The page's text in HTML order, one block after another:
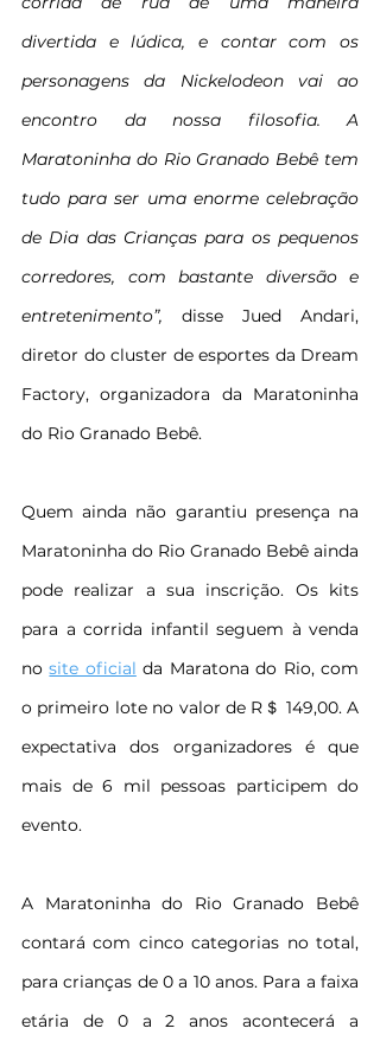
divertida e lúdica, e contar com os
personagens da Nickelodeon vai ao
encontro da nossa filosofia. A
Maratoninha do Rio Granado Bebê tem
tudo para ser uma enorme celebração
de Dia das Crianças para os pequenos
corredores, com bastante diversão e
entretenimento”, disse Jued Andari,
diretor do cluster de esportes da Dream
Factory, organizadora da Maratoninha
do Rio Granado Bebê.
Quem ainda não garantiu presença na
Maratoninha do Rio Granado Bebê ainda
pode realizar a sua inscrição. Os kits
para a corrida infantil seguem à venda
no site oficial da Maratona do Rio, com
o primeiro lote no valor de R＄ 149,00. A
expectativa dos organizadores é que
mais de 6 mil pessoas participem do
evento.
A Maratoninha do Rio Granado Bebê
contará com cinco categorias no total,
para crianças de 0 a 10 anos. Para a faixa
etária de 0 a 2 anos acontecerá a